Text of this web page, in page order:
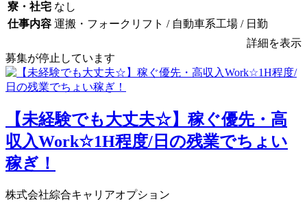
寮・社宅 なし
仕事内容 運搬・フォークリフト / 自動車系工場 / 日勤
詳細を表示
募集が停止しています
【未経験でも大丈夫☆】稼ぐ優先・高
収入Work☆1H程度/日の残業でちょい
稼ぎ！
株式会社綜合キャリアオプション